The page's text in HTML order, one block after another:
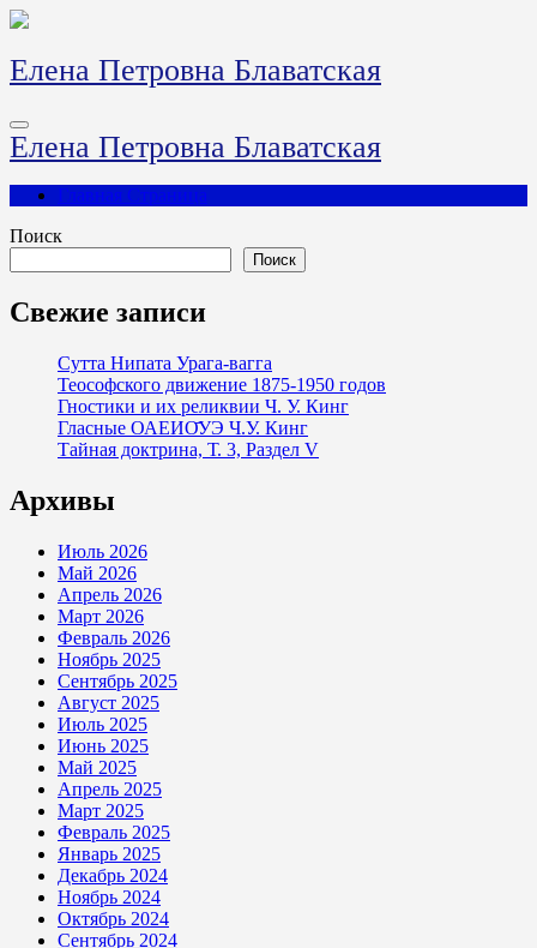
Перейти
содержимому
Елена Петровна Блаватская
Елена Петровна Блаватская
Главная Страница
Поиск
Поиск
Свежие записи
Сутта Нипата Урага-вагга
Теософского движение 1875-1950 годов
Гностики и их реликвии Ч. У. Кинг
Гласные ОАЕИО̄УЭ Ч.У. Кинг
Тайная доктрина, Т. 3, Раздел V
Архивы
Июль 2026
Май 2026
Апрель 2026
Март 2026
Февраль 2026
Ноябрь 2025
Сентябрь 2025
Август 2025
Июль 2025
Июнь 2025
Май 2025
Апрель 2025
Март 2025
Февраль 2025
Январь 2025
Декабрь 2024
Ноябрь 2024
Октябрь 2024
Сентябрь 2024